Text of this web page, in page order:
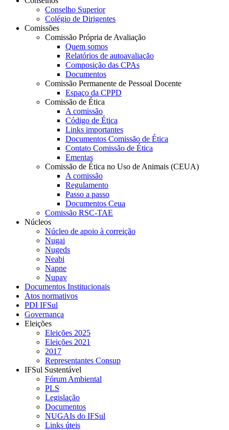
Conselho Superior
Colégio de Dirigentes
Comissões
Comissão Própria de Avaliação
Quem somos
Relatórios de autoavaliação
Composição das CPAs
Documentos
Comissão Permanente de Pessoal Docente
Espaço da CPPD
Comissão de Ética
A comissão
Código de Ética
Links importantes
Documentos Comissão de Ética
Contato Comissão de Ética
Ementas
Comissão de Ética no Uso de Animais (CEUA)
A comissão
Regulamento
Passo a passo
Documentos Ceua
Comissão RSC-TAE
Núcleos
Núcleo de apoio à correição
Nugai
Nugeds
Neabi
Napne
Nupav
Documentos Institucionais
Atos normativos
PDI IFSul
Governança
Eleições
Eleições 2025
Eleições 2021
2017
Representantes Consup
IFSul Sustentável
Fórum Ambiental
PLS
Legislação
Documentos
NUGAIs do IFSul
Links úteis